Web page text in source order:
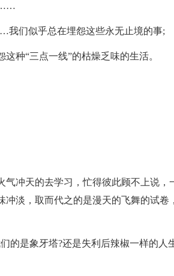
……
们似乎总在埋怨这些永无止境的事;
“三点一线”的枯燥乏味的生活。
冲天的去学习，忙得彼此顾不上说，
淡，取而代之的是漫天的飞舞的试卷
的是象牙塔?还是失利后辣椒一样的